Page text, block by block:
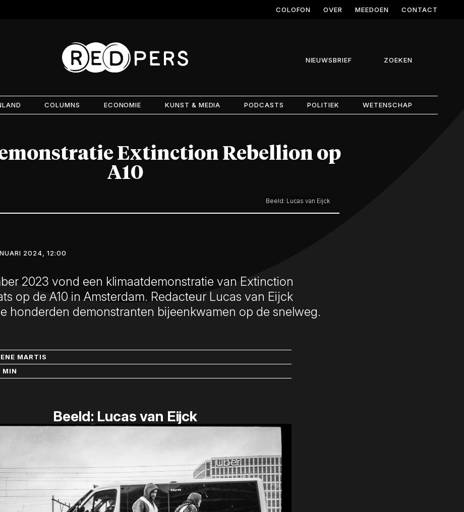
COLOFON OVER MEEDOEN CONTACT
NIEUWSBRIEF ZOEKEN
COLUMNS ECONOMIE KUNST & MEDIA PODCASTS POLITIEK WETENSCHAP
Extinction Rebellion op
A10
Beeld: Lucas van Eijck
2024, 12:00
2023 vond een klimaatdemonstratie van Extinction
op de A10 in Amsterdam. Redacteur Lucas van Eijck
honderden demonstranten bijeenkwamen op de snelweg.
MARTIS
MIN
Beeld: Lucas van Eijck